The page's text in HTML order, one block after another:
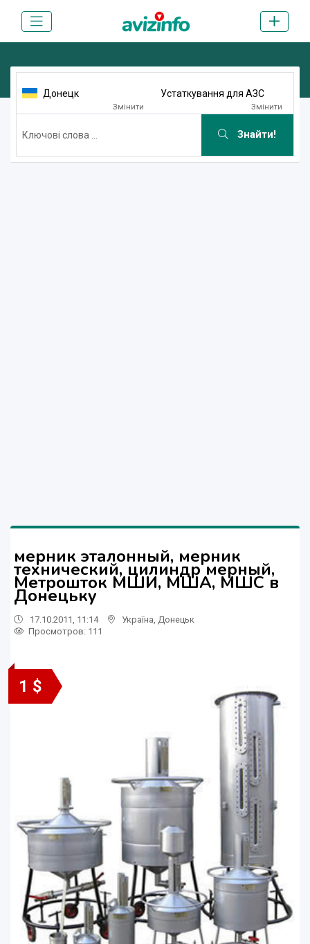
Донецк
Змінити
Устаткування для АЗС
Змінити
Знайти!
мерник эталонный, мерник
технический, цилиндр мерный,
Метрошток МШИ, МША, МШС в
Донецьку
17.10.2011, 11:14 Україна Донецьк
Просмотров: 111
1 $